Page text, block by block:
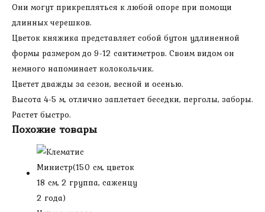
Они могут прикрепляться к любой опоре при помощи
длинных черешков.
Цветок княжика представляет собой бутон удлиненной
формы размером до 9-12 сантиметров. Своим видом он
немного напоминает колокольчик.
Цветет дважды за сезон, весной и осенью.
Высота 4-5 м, отлично заплетает беседки, перголы, заборы.
Растет быстро.
Похожие товары